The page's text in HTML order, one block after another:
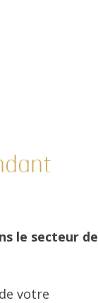
le secteur de
votre